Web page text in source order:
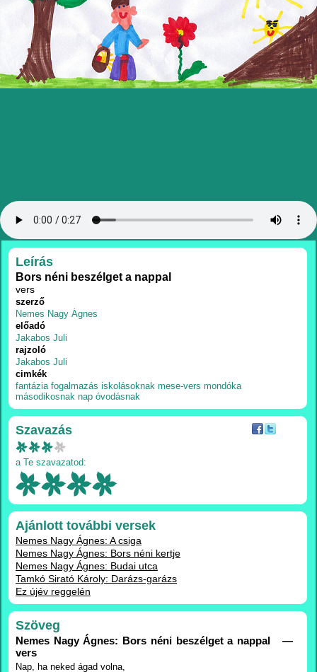
RÉSZLETEK
Leírás
Bors néni beszélget a nappal
vers
szerző
Nemes Nagy Ágnes
előadó
Jakabos Juli
rajzoló
Jakabos Juli
cimkék
fantázia fogalmazás iskolásoknak mese-vers mondóka
másodikosnak nap óvodásnak
Szavazás
a Te szavazatod:
Ajánlott további versek
Nemes Nagy Ágnes: A csiga
Nemes Nagy Ágnes: Bors néni kertje
Nemes Nagy Ágnes: Budai utca
Tamkó Sirató Károly: Darázs-garázs
Ez újév reggelén
Szöveg
Nemes Nagy Ágnes: Bors néni beszélget a nappal —
vers
Nap, ha neked ágad volna,